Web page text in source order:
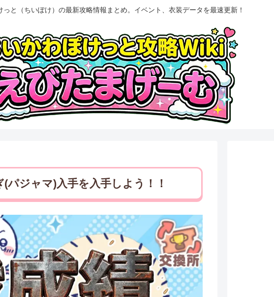
っと（ちいぽけ）の最新攻略情報まとめ。イベント、衣装データを最速更新！
ジャマ)入手を入手しよう！！